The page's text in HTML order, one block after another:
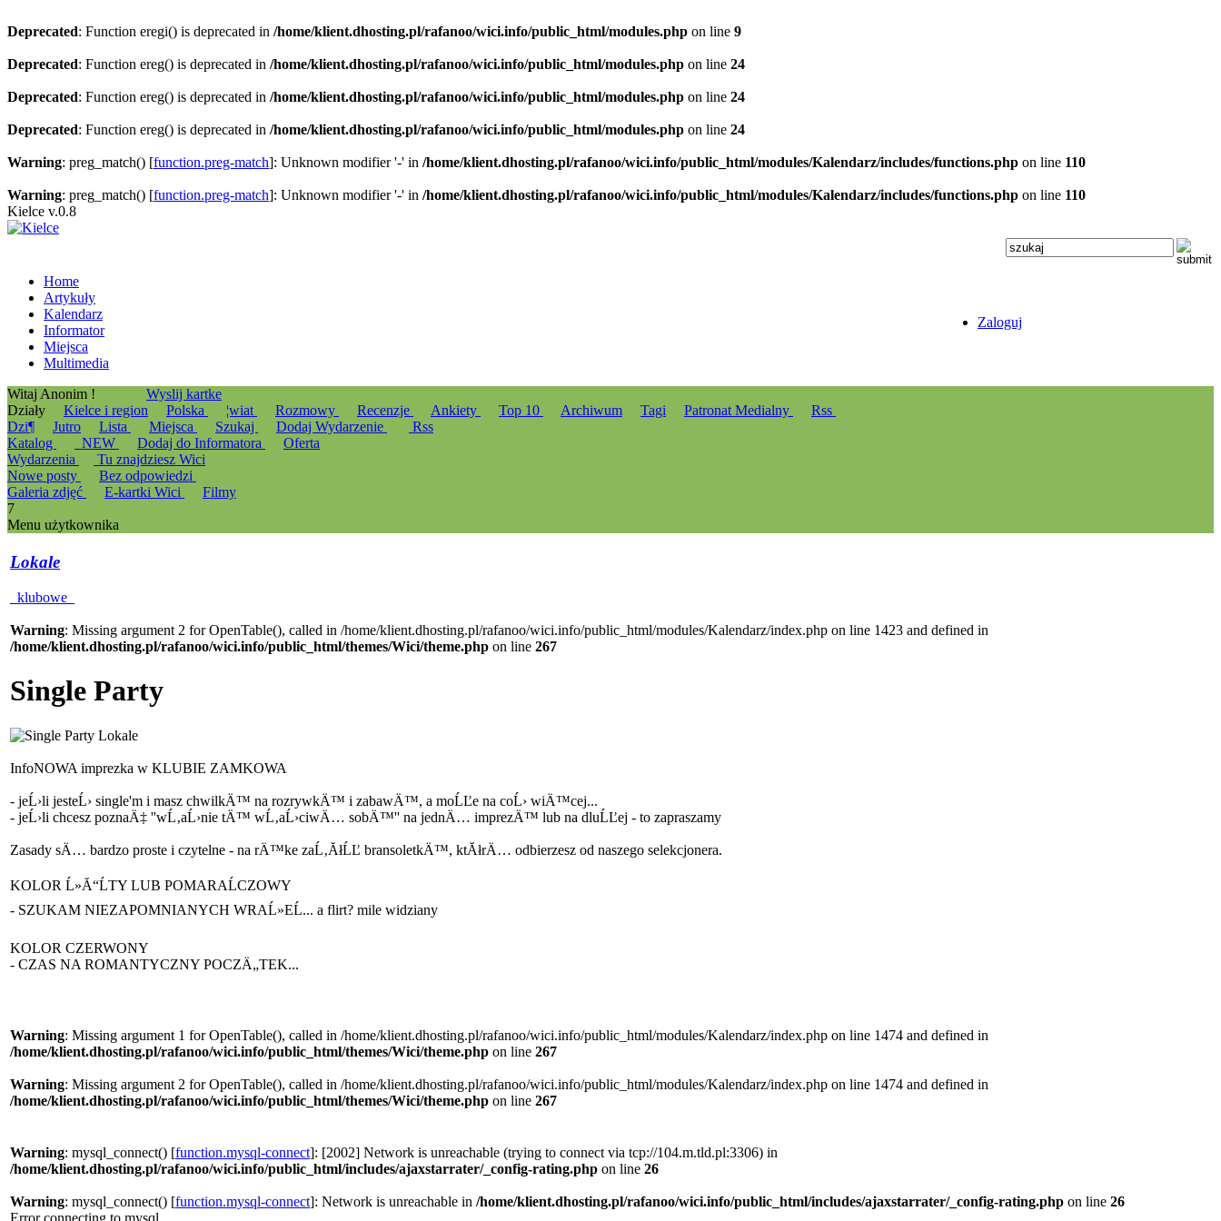
Deprecated: Function eregi() is deprecated in /home/klient.dhosting.pl/rafanoo/wici.info/public_html/modules.php on line 9
Deprecated: Function ereg() is deprecated in /home/klient.dhosting.pl/rafanoo/wici.info/public_html/modules.php on line 24
Deprecated: Function ereg() is deprecated in /home/klient.dhosting.pl/rafanoo/wici.info/public_html/modules.php on line 24
Deprecated: Function ereg() is deprecated in /home/klient.dhosting.pl/rafanoo/wici.info/public_html/modules.php on line 24
Warning: preg_match() [function.preg-match]: Unknown modifier '-' in /home/klient.dhosting.pl/rafanoo/wici.info/public_html/modules/Kalendarz/includes/functions.php on line 110
Warning: preg_match() [function.preg-match]: Unknown modifier '-' in /home/klient.dhosting.pl/rafanoo/wici.info/public_html/modules/Kalendarz/includes/functions.php on line 110
Kielce v.0.8
Home
Artykuły
Kalendarz
Informator
Miejsca
Multimedia
Zaloguj
Witaj Anonim !
Wyslij kartke
Działy
Kielce i region Polska ¦wiat Rozmowy Recenzje Ankiety Top 10 Archiwum Tagi Patronat Medialny
Rss
Dzi¶
Jutro Lista Miejsca Szukaj Dodaj Wydarzenie
Rss
Katalog
_NEW Dodaj do Informatora
Oferta
Wydarzenia
Tu znajdziesz Wici
Nowe posty
Bez odpowiedzi
Galeria zdjęć
E-kartki Wici
Filmy
7
Menu użytkownika
Lokale
klubowe
Warning: Missing argument 2 for OpenTable(), called in /home/klient.dhosting.pl/rafanoo/wici.info/public_html/modules/Kalendarz/index.php on line 1423 and defined in
/home/klient.dhosting.pl/rafanoo/wici.info/public_html/themes/Wici/theme.php on line 267
Single Party
InfoNOWA imprezka w KLUBIE ZAMKOWA
- jeĹ›li jesteĹ› single'm i masz chwilkÄ™ na rozrywkÄ™ i zabawÄ™, a moĹĽe na coĹ› wiÄ™cej...
- jeĹ›li chcesz poznaÄ‡ ''wĹ‚aĹ›nie tÄ™ wĹ‚aĹ›ciwÄ… sobÄ™'' na jednÄ… imprezÄ™ lub na dluĹĽej - to zapraszamy
Zasady sÄ… bardzo proste i czytelne - na rÄ™ke zaĹ‚ĂłĹĽ bransoletkÄ™, ktĂłrÄ… odbierzesz od naszego selekcjonera.
KOLOR Ĺ»Ă“ĹTY LUB POMARAĹCZOWY
- SZUKAM NIEZAPOMNIANYCH WRAĹ»EĹ... a flirt? mile widziany
KOLOR CZERWONY
- CZAS NA ROMANTYCZNY POCZÄ„TEK...
Warning: Missing argument 1 for OpenTable(), called in /home/klient.dhosting.pl/rafanoo/wici.info/public_html/modules/Kalendarz/index.php on line 1474 and defined in
/home/klient.dhosting.pl/rafanoo/wici.info/public_html/themes/Wici/theme.php on line 267
Warning: Missing argument 2 for OpenTable(), called in /home/klient.dhosting.pl/rafanoo/wici.info/public_html/modules/Kalendarz/index.php on line 1474 and defined in
/home/klient.dhosting.pl/rafanoo/wici.info/public_html/themes/Wici/theme.php on line 267
Warning: mysql_connect() [function.mysql-connect]: [2002] Network is unreachable (trying to connect via tcp://104.m.tld.pl:3306) in
/home/klient.dhosting.pl/rafanoo/wici.info/public_html/includes/ajaxstarrater/_config-rating.php on line 26
Warning: mysql_connect() [function.mysql-connect]: Network is unreachable in /home/klient.dhosting.pl/rafanoo/wici.info/public_html/includes/ajaxstarrater/_config-rating.php on line 26
Error connecting to mysql